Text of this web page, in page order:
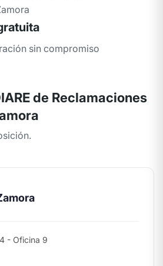
sin compromiso
de Reclamaciones
- Oficina 9